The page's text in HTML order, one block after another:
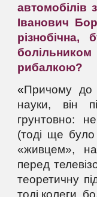
автомобілів
Іванович
рибалкою?
«Причому до
науки, він
грунтовно:
(тоді ще
«живцем»,
перед
теоретичну
тоді колеги,